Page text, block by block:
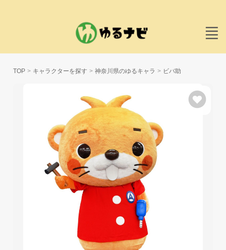
TOP キャラクターを探す 神奈川県のゆるキャラ ビバ助